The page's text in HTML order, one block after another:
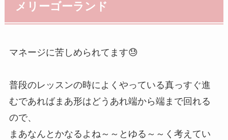
メリーゴーランド
マネージに苦しめられてます😓
普段のレッスンの時によくやっている真っすぐ進
むであればまあ形はどうあれ端から端まで回れる
ので、
まあなんとかなるよね～～とゆる～～く考えてい